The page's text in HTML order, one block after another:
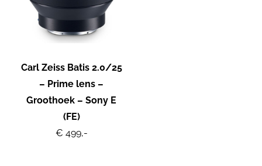
Carl Zeiss Batis 2.0/25
– Prime lens –
Groothoek – Sony E
(FE)
€ 499,-